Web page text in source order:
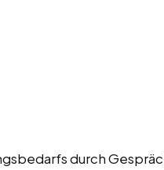
durch